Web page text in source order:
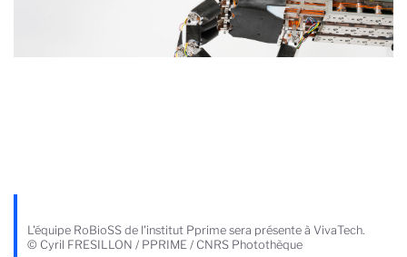
L'équipe RoBioSS de l'institut Pprime sera présente à VivaTech.
© Cyril FRESILLON / PPRIME / CNRS Photothèque